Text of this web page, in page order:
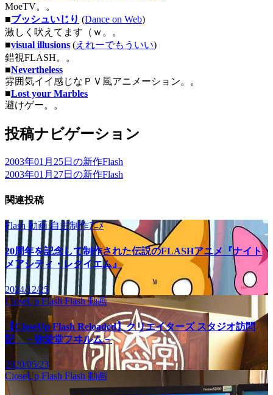
MoeTV。。
■ブッシュいじり (Dance on Web)
激しく吠えてます（ｗ。。
■visual illusions (えれーでもういい)
錯視FLASH。。
■Nevertheless
雰囲気イイ感じなＰＶ風アニメーション。。
■Lost your Marbles
避けゲー。。
投稿ナビゲーション
2003年01月25日の新作Flash
2003年01月27日の新作Flash
関連投稿
Flash 動画自主制作ｱﾆﾒ
20周年を記念して制作された伝説のFLASHアニメ『ナイト
メアシティ・レクイエム』
2024/12/25
CloseUp FlashFlash動画
【CloseUp Flash Reloaded】クリエイターズ スタジオ訪問
記 －弥栄堂フヰルム－
2020/05/23
CloseUp Flash Flash 動画